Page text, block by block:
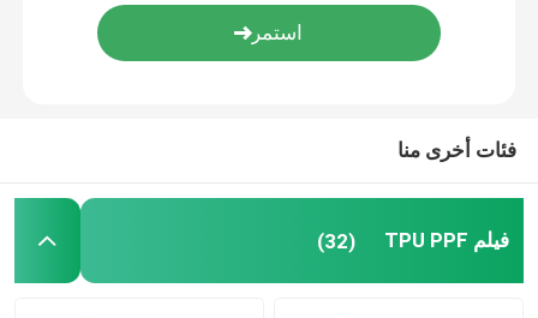
فيلم تغيير لون السيارة
فيلم تينت المصباح
فيلم سقف بانورامي
فئات أخرى منا
فيلم TPU PPF (32)